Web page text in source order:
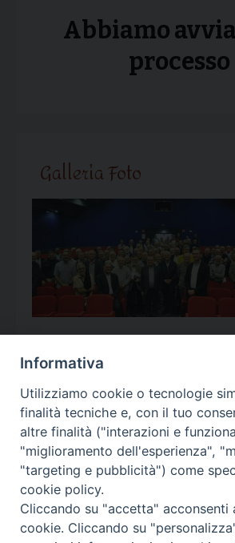
Abbiamo
processo
Galleria Foto
Calendario
<< Ago 2026
l m m g v
27
28
3
4 5 6 7
Informativa
Utilizziamo cookie o tecnologie
finalità tecniche e, con il tuo
altre finalità ("interazioni e
"miglioramento dell'esperienza",
"targeting e pubblicità") come
cookie policy.
Cliccando su "accetta" acconsenti
cookie. Cliccando su